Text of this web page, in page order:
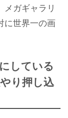
メガギャラリ
に世界一の画
している
り押し込